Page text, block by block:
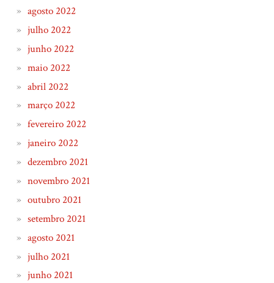
agosto 2022
julho 2022
junho 2022
maio 2022
abril 2022
março 2022
fevereiro 2022
janeiro 2022
dezembro 2021
novembro 2021
outubro 2021
setembro 2021
agosto 2021
julho 2021
junho 2021